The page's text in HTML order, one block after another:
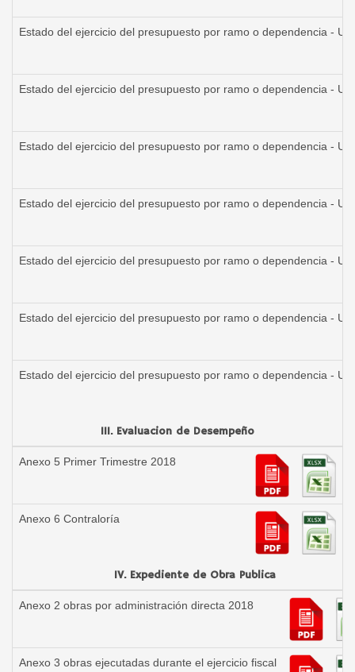
Estado del ejercicio del presupuesto por ramo o dependencia -
Estado del ejercicio del presupuesto por ramo o dependencia -
Estado del ejercicio del presupuesto por ramo o dependencia -
Estado del ejercicio del presupuesto por ramo o dependencia -
Estado del ejercicio del presupuesto por ramo o dependencia -
Estado del ejercicio del presupuesto por ramo o dependencia -
Estado del ejercicio del presupuesto por ramo o dependencia -
III. Evaluacion de Desempeño
Anexo 5 Primer Trimestre 2018
Anexo 6 Contraloría
IV. Expediente de Obra Publica
Anexo 2 obras por administración directa 2018
Anexo 3 obras ejecutadas durante el ejercicio fiscal